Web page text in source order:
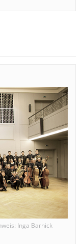
Inga Barnick